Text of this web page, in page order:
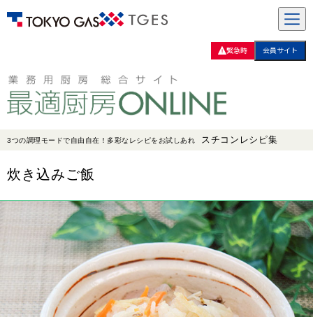
緊急時 会員サイト
3つの調理モードで自由自在！多彩なレシピをお試しあれ スチコンレシピ集
炊き込みご飯